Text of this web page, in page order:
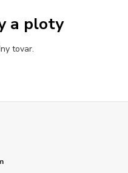
a ploty
tovar.